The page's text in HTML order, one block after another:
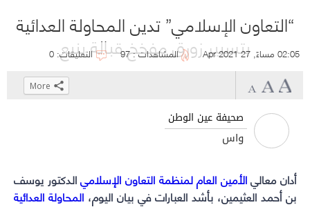
“التعاون الإسلامي” تدين المحاولة العدائية
بتسيير زورق مفخخ قبالة ينبع 02:05 مساءً, 27 Apr 2021 المشاهدات : 97 التعليقات: 0
صحيفة عين الوطن
واس
أدان معاليالأمين العام لمنظمة التعاون الإسلاميالدكتور يوسف
بن أحمد العثيمين، بأشد العبارات في بيان اليوم، المحاولة العدائية
(Opens
in
(Opens
in
(Opens
in
Click
(Opens
in
More